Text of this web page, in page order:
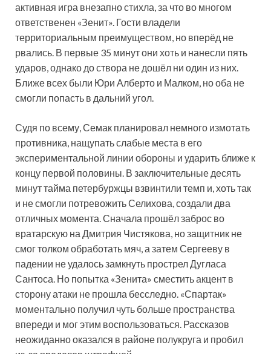
активная игра внезапно стихла, за что во многом
ответственен «Зенит». Гости владели
территориальным преимуществом, но вперёд не
рвались. В первые 35 минут они хоть и нанесли пять
ударов, однако до створа не дошёл ни один из них.
Ближе всех были Юри Алберто и Малком, но оба не
смогли попасть в дальний угол.
Судя по всему, Семак планировал немного измотать
противника, нащупать слабые места в его
экспериментальной линии обороны и ударить ближе к
концу первой половины. В заключительные десять
минут тайма петербуржцы взвинтили темп и, хоть так
и не смогли потревожить Селихова, создали два
отличных момента. Сначала прошёл заброс во
вратарскую на Дмитрия Чистякова, но защитник не
смог толком обработать мяч, а затем Сергееву в
падении не удалось замкнуть прострел Дугласа
Сантоса. Но попытка «Зенита» сместить акцент в
сторону атаки не прошла бесследно. «Спартак»
моментально получил чуть больше пространства
впереди и мог этим воспользоваться. Рассказов
неожиданно оказался в районе полукруга и пробил